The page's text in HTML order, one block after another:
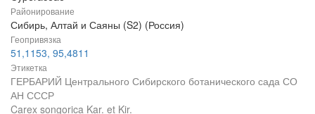
Районирование
Сибирь, Алтай и Саяны (S2) (Россия)
Геопривязка
51,1153, 95,4811
Этикетка
ГЕРБАРИЙ Центрального Сибирского ботанического сада СО
АН СССР
Carex songorica Kar. et Kir.